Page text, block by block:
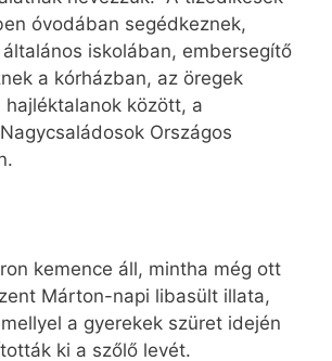
óvodában segédkeznek,
iskolában, embersegítő
a kórházban, az öregek
között, a
Országos
kemence áll, mintha még ott
Márton-napi libasült illata,
a gyerekek szüret idején
ki a szőlő levét.